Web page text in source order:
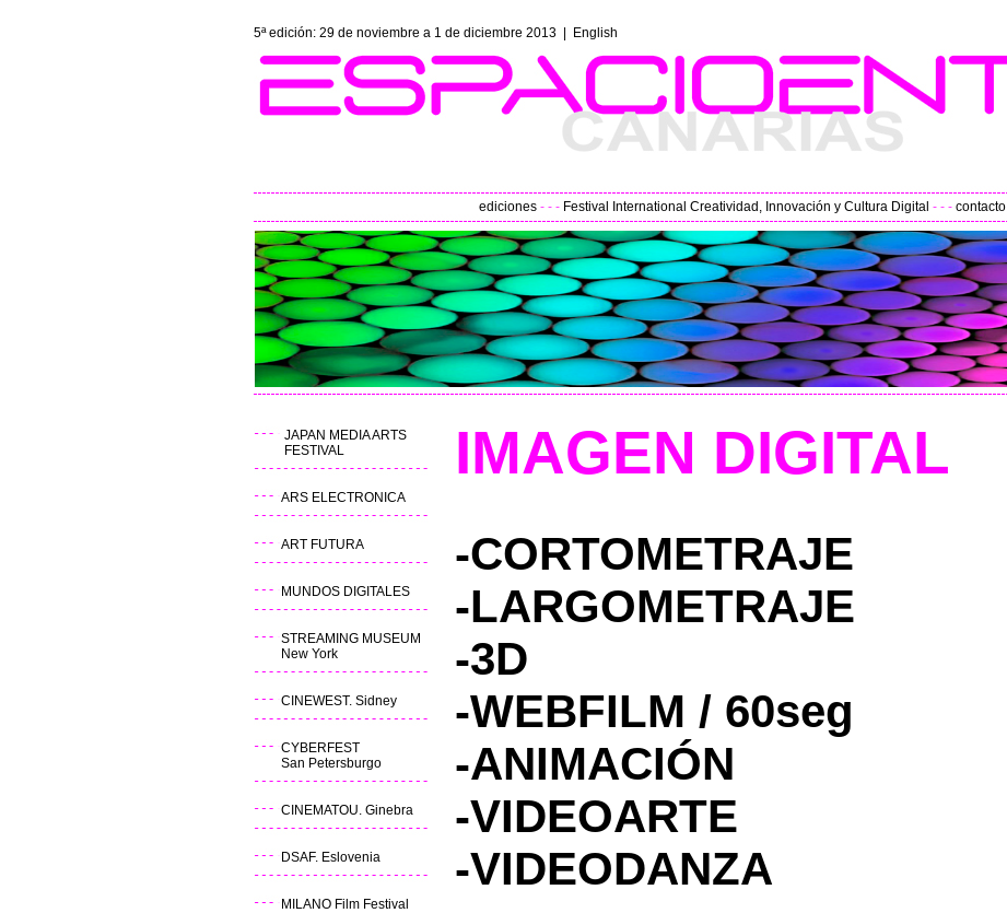
5ª edición: 29 de noviembre a 1 de diciembre 2013 | English
ediciones - - - Festival International Creatividad, Innovación y Cultura Digital - - - contacto
JAPAN MEDIA ARTS
FESTIVAL
ARS ELECTRONICA
ART FUTURA
MUNDOS DIGITALES
STREAMING MUSEUM
New York
CINEWEST. Sidney
CYBERFEST
San Petersburgo
CINEMATOU. Ginebra
DSAF. Eslovenia
MILANO Film Festival
IMAGEN DIGITAL
-CORTOMETRAJE
-LARGOMETRAJE
-3D
-WEBFILM / 60seg
-ANIMACIÓN
-VIDEOARTE
-VIDEODANZA